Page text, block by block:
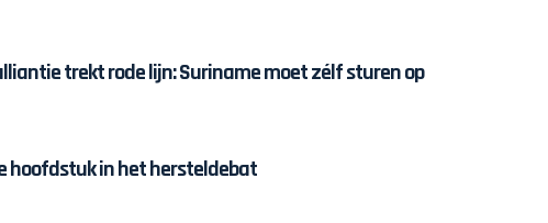
trekt rode lijn: Suriname moet zélf sturen op
hoofdstuk in het hersteldebat